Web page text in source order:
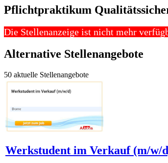
Pflichtpraktikum
Die Stellenanzeige ist nicht mehr
Alternative Stellenangebote
50 aktuelle Stellenangebote
Werkstudent im Verkauf (m/w/